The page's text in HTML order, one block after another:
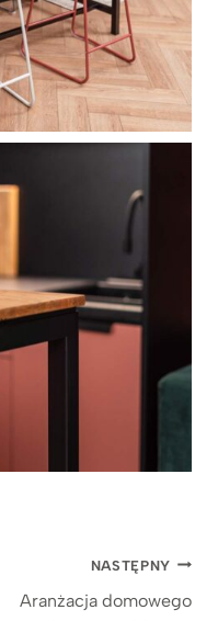
NASTĘPNY
Aranżacja domowego